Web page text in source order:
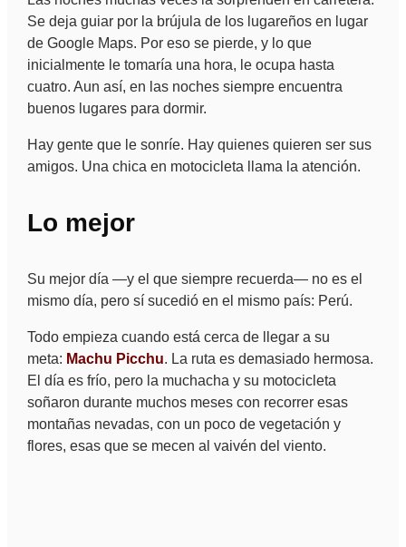
Se deja guiar por la brújula de los lugareños en lugar
de Google Maps. Por eso se pierde, y lo que
inicialmente le tomaría una hora, le ocupa hasta
cuatro. Aun así, en las noches siempre encuentra
buenos lugares para dormir.
Hay gente que le sonríe. Hay quienes quieren ser sus
amigos. Una chica en motocicleta llama la atención.
Lo mejor
Su mejor día —y el que siempre recuerda— no es el
mismo día, pero sí sucedió en el mismo país: Perú.
Todo empieza cuando está cerca de llegar a su
meta: Machu Picchu. La ruta es demasiado hermosa.
El día es frío, pero la muchacha y su motocicleta
soñaron durante muchos meses con recorrer esas
montañas nevadas, con un poco de vegetación y
flores, esas que se mecen al vaivén del viento.